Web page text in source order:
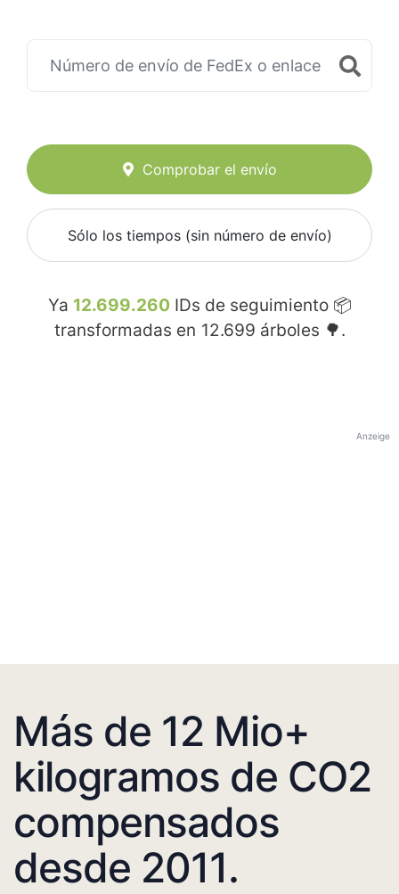
Comprobar el envío
Sólo los tiempos (sin número de envío)
Ya 12.699.260 IDs de seguimiento 📦
transformadas en 12.699 árboles 🌳.
Anzeige
Más de 12 Mio+
kilogramos de CO2
compensados
desde 2011.